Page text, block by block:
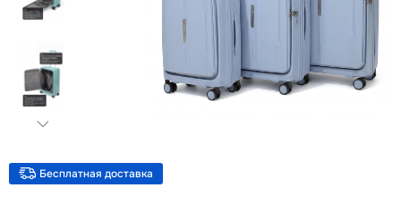
Женские Рюкзаки
Бизнес рюкзаки
Школьные рюкзаки на колесах Snowball
Бананки
Детские кошельки
Женские Кошельки
+
Ключницы
Визитницы
Автодокументницы
Pungă cosmetică
Скидки и акции
Бесплатная доставка